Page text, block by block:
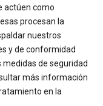
actúen como
procesan la
nuestros
y de conformidad
de seguridad
más información
en la